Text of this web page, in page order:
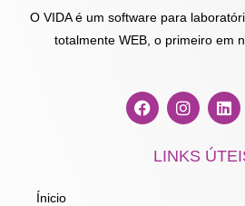
O VIDA é um software para
totalmente WEB, o primeiro em
F
a
c
I
n
s
t
a
L
i
n
k
e
LINKS
Ínicio